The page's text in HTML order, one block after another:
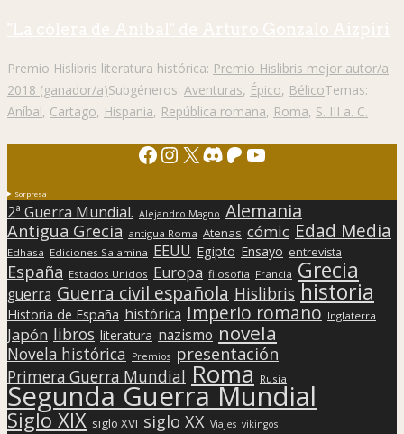
"La cólera de Aníbal" de Arturo Gonzalo Aizpiri
Premio Hislibris literatura histórica: Premio Hislibris mejor autor/a
2018 (ganador/a)Subgéneros: Aventuras, Épico, BélicoTemas:
Aníbal, Cartago, Hispania, República romana, Roma, S. III a. C.
Facebook
Instagram
X Discord
Patreon
YouTube
Sorpresa
2ª Guerra Mundial. Alejandro Magno Alemania
Antigua Grecia antigua Roma Atenas cómic Edad Media
Edhasa Ediciones Salamina EEUU Egipto Ensayo entrevista
España Estados Unidos Europa filosofía Francia Grecia
guerra Guerra civil española Hislibris historia
Historia de España histórica Imperio romano Inglaterra
Japón libros literatura nazismo novela
Novela histórica Premios presentación
Primera Guerra Mundial Roma Rusia
Segunda Guerra Mundial
Siglo XIX siglo XVI siglo XX Viajes vikingos